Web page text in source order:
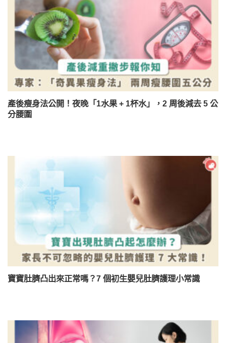
產後瘦身法公開！夜晚「1水果 + 1杯水」，2 周後減去 5 公
分腰圍
寶寶肚臍凸出來正常嗎？7 個初生嬰兒肚臍護理小常識